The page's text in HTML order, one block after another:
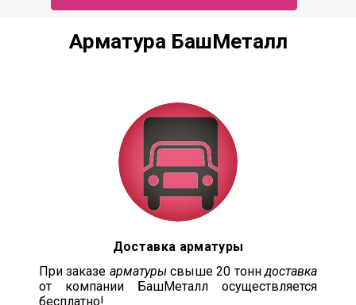
Арматура БашМеталл
Доставка арматуры
При заказе арматурысвыше 20 тонндоставка
от компании БашМеталл осуществляется
бесплатно!